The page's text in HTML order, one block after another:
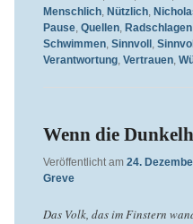
Menschlich, Nützlich,
Pause, Quellen, Radschlagen
Schwimmen, Sinnvoll ,
Verantwortung, Vertrauen,
Wenn die
Veröffentlicht am 24.
Greve
Das Volk, das im Finstern